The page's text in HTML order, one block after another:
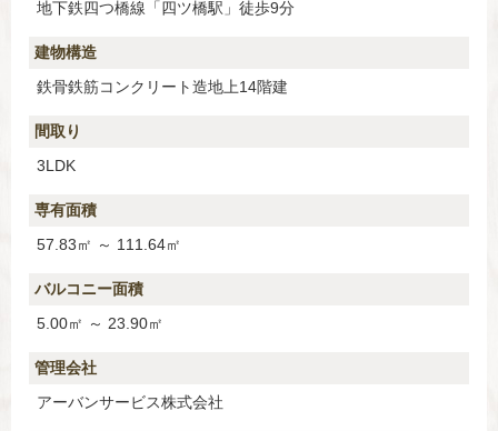
地下鉄四つ橋線「四ツ橋駅」徒歩9分
建物構造
鉄骨鉄筋コンクリート造地上14階建
間取り
3LDK
専有面積
57.83㎡ ～ 111.64㎡
バルコニー面積
5.00㎡ ～ 23.90㎡
管理会社
アーバンサービス株式会社